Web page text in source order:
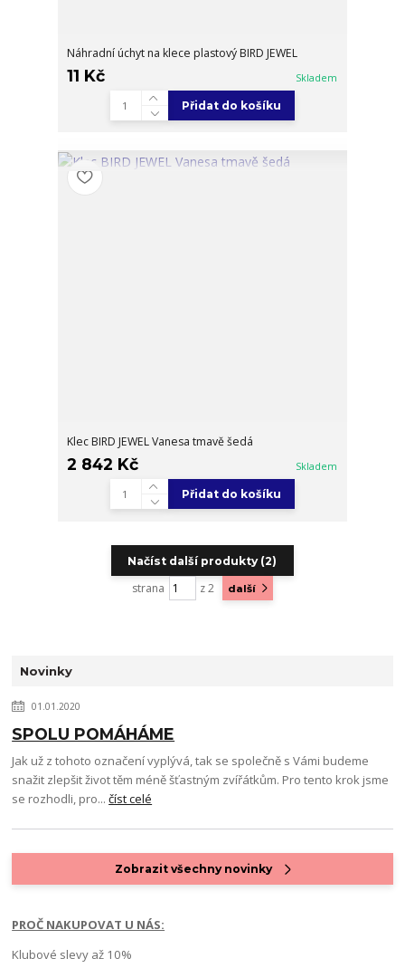
Náhradní úchyt na klece plastový BIRD JEWEL
11 Kč Skladem
Přidat do košíku
Klec BIRD JEWEL Vanesa tmavě šedá
2 842 Kč Skladem
Přidat do košíku
Načíst další produkty (2)
strana z 2 další
Novinky
01.01.2020
SPOLU POMÁHÁME
Jak už z tohoto označení vyplývá, tak se společně s Vámi budeme
snažit zlepšit život těm méně šťastným zvířátkům. Pro tento krok jsme
se rozhodli, pro...číst celé
Zobrazit všechny novinky
PROČ NAKUPOVAT U NÁS:
Klubové slevy až 10%